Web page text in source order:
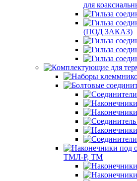
для
(ПОД ЗАКАЗ)
ТМЛ-Р, ТМ